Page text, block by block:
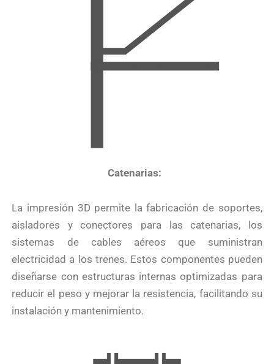
Catenarias:
La impresión 3D permite la fabricación de soportes,
aisladores y conectores para las catenarias, los
sistemas de cables aéreos que suministran
electricidad a los trenes. Estos componentes pueden
diseñarse con estructuras internas optimizadas para
reducir el peso y mejorar la resistencia, facilitando su
instalación y mantenimiento.